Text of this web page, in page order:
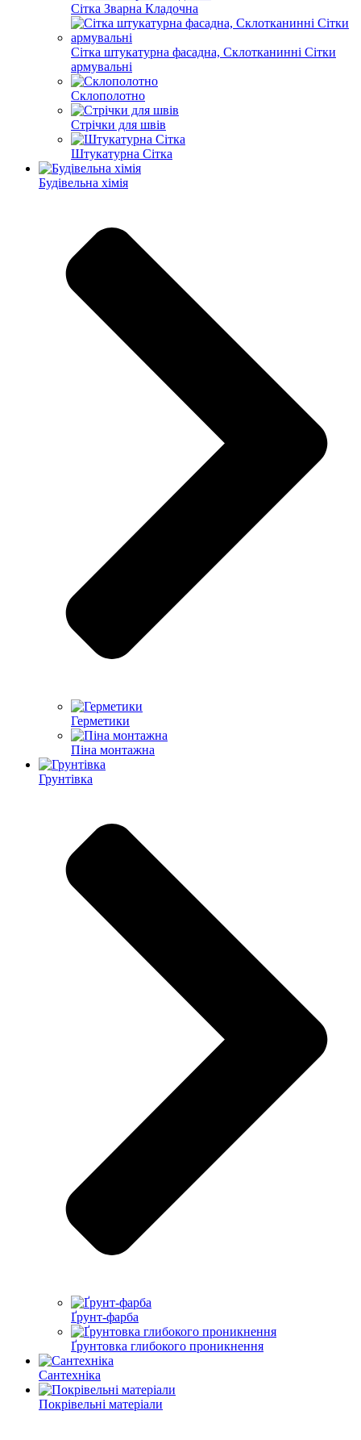
Сітка Зварна Кладочна
Сітка штукатурна фасадна, Склотканинні Сітки
армувальні
Склополотно
Стрічки для швів
Штукатурна Сітка
Будівельна хімія
Герметики
Піна монтажна
Грунтівка
Ґрунт-фарба
Ґрунтовка глибокого проникнення
Сантехніка
Покрівельні матеріали